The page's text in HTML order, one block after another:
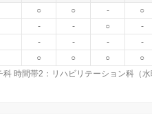
○ ○ -
○
- - ○
-
- - -
-
○ ○ ○ ○